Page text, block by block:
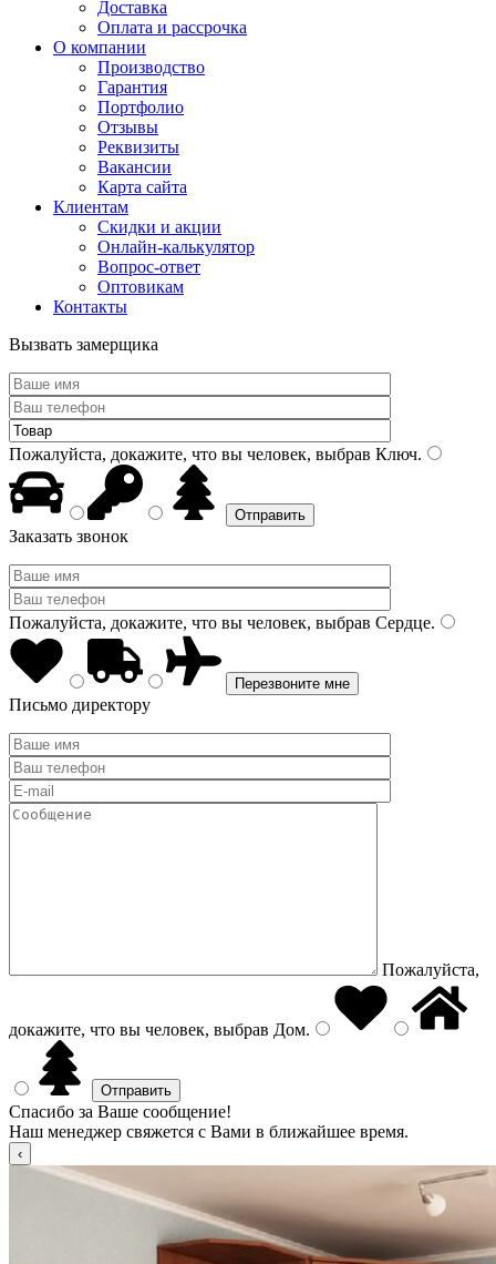
Доставка
Оплата и рассрочка
О компании
Производство
Гарантия
Портфолио
Отзывы
Реквизиты
Вакансии
Карта сайта
Клиентам
Скидки и акции
Онлайн-калькулятор
Вопрос-ответ
Оптовикам
Контакты
Вызвать замерщика
Пожалуйста, докажите, что вы человек, выбрав Ключ.
Заказать звонок
Пожалуйста, докажите, что вы человек, выбрав Сердце.
Письмо директору
Пожалуйста,
докажите, что вы человек, выбрав Дом.
Спасибо за Ваше сообщение!
Наш менеджер свяжется с Вами в ближайшее время.